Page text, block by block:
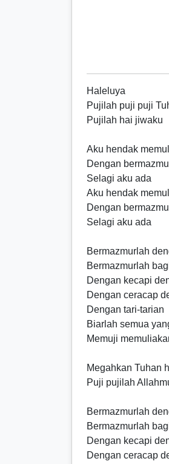
Haleluya
Pujilah puji puji
Pujilah hai jiwaku
Aku hendak
Dengan
Selagi aku ada
Aku hendak
Dengan
Selagi aku ada
Bermazmurlah
Bermazmurlah
Dengan kecapi
Dengan ceracap
Dengan tari-tarian
Biarlah semua
Memuji
Megahkan Tuhan
Puji pujilah
Bermazmurlah
Bermazmurlah
Dengan kecapi
Dengan ceracap